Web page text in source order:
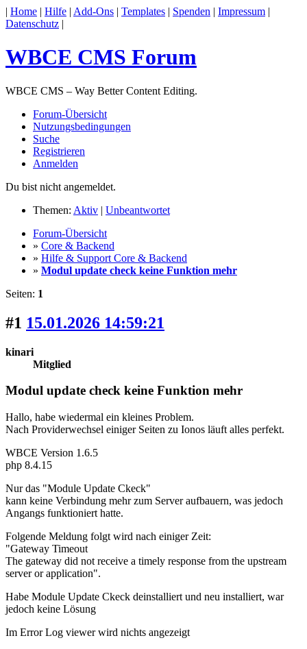
| Home | Hilfe | Add-Ons | Templates | Spenden | Impressum |
Datenschutz |
WBCE CMS Forum
WBCE CMS – Way Better Content Editing.
Forum-Übersicht
Nutzungsbedingungen
Suche
Registrieren
Anmelden
Du bist nicht angemeldet.
Themen: Aktiv | Unbeantwortet
Forum-Übersicht
» Core & Backend
» Hilfe & Support Core & Backend
» Modul update check keine Funktion mehr
Seiten: 1
#1 15.01.2026 14:59:21
kinari
Mitglied
Modul update check keine Funktion mehr
Hallo, habe wiedermal ein kleines Problem.
Nach Providerwechsel einiger Seiten zu Ionos läuft alles perfekt.
WBCE Version 1.6.5
php 8.4.15
Nur das "Module Update Ckeck"
kann keine Verbindung mehr zum Server aufbauern, was jedoch
Angangs funktioniert hatte.
Folgende Meldung folgt wird nach einiger Zeit:
"Gateway Timeout
The gateway did not receive a timely response from the upstream
server or application".
Habe Module Update Ckeck deinstalliert und neu installiert, war
jedoch keine Lösung
Im Error Log viewer wird nichts angezeigt